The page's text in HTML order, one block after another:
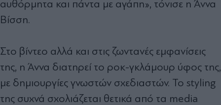
αυθόρμητα και πάντα με αγάπη», τόνισε η Άννα
Βίσση.
Στο βίντεο αλλά και στις ζωντανές εμφανίσεις
της, η Άννα διατηρεί το ροκ-γκλάμουρ ύφος της,
με δημιουργίες γνωστών σχεδιαστών. Το styling
της συχνά σχολιάζεται θετικά από τα media